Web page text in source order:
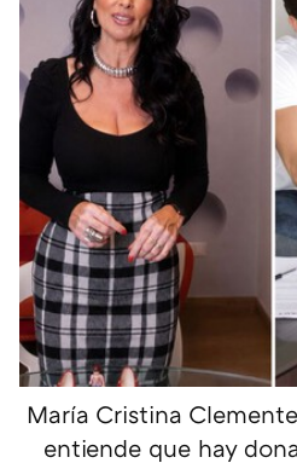
María Cristina
entiende que hay